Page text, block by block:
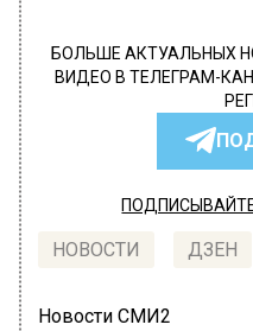
БОЛЬШЕ АКТУАЛЬНЫХ
ВИДЕО В ТЕЛЕГРАМ-
НОВОСТИ ДЗЕН
Новости СМИ2